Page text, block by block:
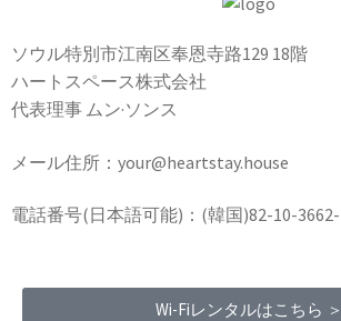
ソウル特別市江南区奉恩寺路129 18階
ハートスペース株式会社
代表理事 ムン·ソンス
メール住所：your@heartstay.house
電話番号(日本語可能)：(韓国)82-10-3662-
Wi-Fiレンタルはこちら ＞